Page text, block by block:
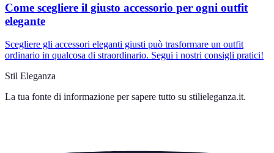
Come scegliere il giusto accessorio per ogni outfit
elegante
Scegliere gli accessori eleganti giusti può trasformare un outfit
ordinario in qualcosa di straordinario. Segui i nostri consigli pratici!
Stil Eleganza
La tua fonte di informazione per sapere tutto su stilieleganza.it.